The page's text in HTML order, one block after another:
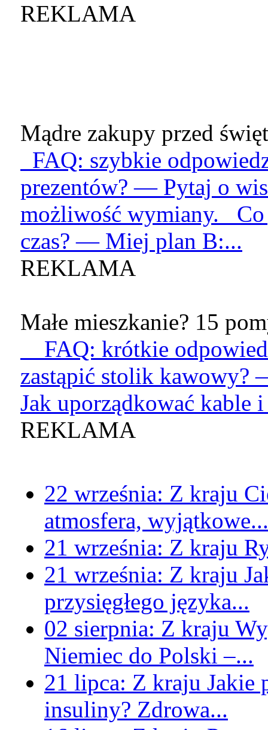
REKLAMA
Mądre zakupy przed
FAQ: szybkie
prezentów? — Pytaj o
możliwość wymiany. Co
czas? — Miej plan B:...
REKLAMA
Małe mieszkanie? 15
FAQ: krótkie
zastąpić stolik
Jak uporządkować kable
REKLAMA
22 września: Z kraju
atmosfera, wyjątkowe...
21 września: Z kraju
21 września: Z kraju
przysięgłego języka...
02 sierpnia: Z kraju
Niemiec do Polski –...
21 lipca: Z kraju Jakie
insuliny? Zdrowa...